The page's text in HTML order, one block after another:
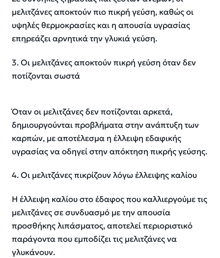
μελιτζάνες αποκτούν πιο πικρή γεύση, καθώς οι
υψηλές θερμοκρασίες και η απουσία υγρασίας
επηρεάζει αρνητικά την γλυκιά γεύση.
3. Οι μελιτζάνες αποκτούν πικρή γεύση όταν δεν
ποτίζονται σωστά
Όταν οι μελιτζάνες δεν ποτίζονται αρκετά,
δημιουργούνται προβλήματα στην ανάπτυξη των
καρπών, με αποτέλεσμα η έλλειψη εδαφικής
υγρασίας να οδηγεί στην απόκτηση πικρής γεύσης.
4. Οι μελιτζάνες πικρίζουν λόγω έλλειψης καλίου
Η έλλειψη καλίου στο έδαφος που καλλιεργούμε τις
μελιτζάνες σε συνδυασμό με την απουσία
προσθήκης λιπάσματος, αποτελεί περιοριστικό
παράγοντα που εμποδίζει τις μελιτζάνες να
γλυκάνουν.